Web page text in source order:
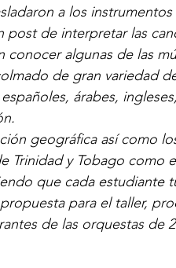
a los
post de interpretar las
algunas de las
de gran variedad
árabes,
geográfica así como
Trinidad y Tobago como
que cada estudiante
para el taller,
de las orquestas de